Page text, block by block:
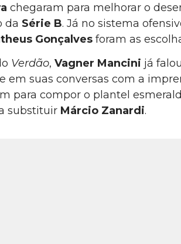
chegaram para melhorar o
da Série B. Já no sistema
Gonçalves foram as
Verdão, Vagner Mancini já
suas conversas com a
para compor o plantel
substituir Márcio Zanardi.